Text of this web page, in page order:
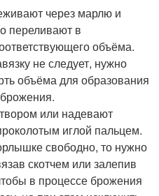
через марлю и
переливают в
объёма.
не следует, нужно
объёма для образования
или надевают
иглой пальцем.
свободно, то нужно
скотчем или залепив
в процессе брожения